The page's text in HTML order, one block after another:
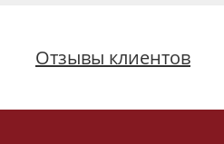
Отзывы клиентов